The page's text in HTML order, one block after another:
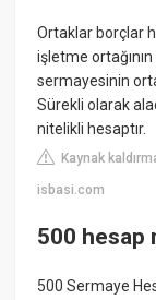
Ortaklar borçlar
işletme
sermayesinin
Sürekli olarak
nitelikli hesaptır.
Kaynak
isbasi.com
500 hesap
500 Sermaye